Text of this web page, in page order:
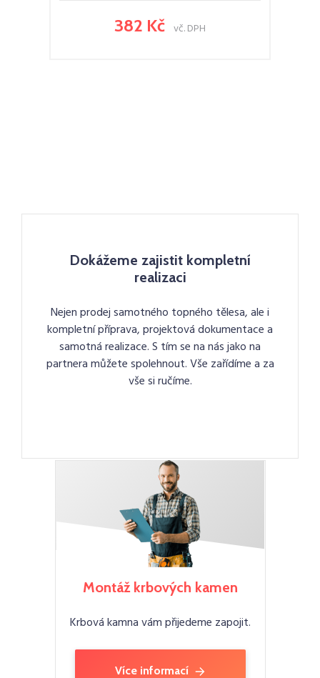
382 Kč vč. DPH
Dokážeme zajistit kompletní
realizaci
Nejen prodej samotného topného tělesa, ale i
kompletní příprava, projektová dokumentace a
samotná realizace. S tím se na nás jako na
partnera můžete spolehnout. Vše zařídíme a za
vše si ručíme.
Montáž krbových kamen
Krbová kamna vám přijedeme zapojit.
Více informací